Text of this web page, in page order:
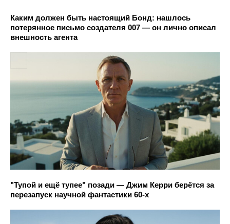
Каким должен быть настоящий Бонд: нашлось
потерянное письмо создателя 007 — он лично описал
внешность агента
"Тупой и ещё тупее" позади — Джим Керри берётся за
перезапуск научной фантастики 60-х